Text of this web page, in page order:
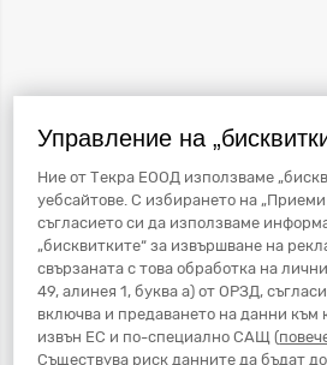
Управление на
Ние от Текра ЕООД използваме
уебсайтове. С избирането на
съгласието си да използваме
„бисквитките“ за извършване на
свързаната с това обработка на
49, алинея 1, буква а) от ОРЗД,
включва и предаването на данни към
извън ЕС и по-специално САЩ (
Съществува риск данните да бъдат